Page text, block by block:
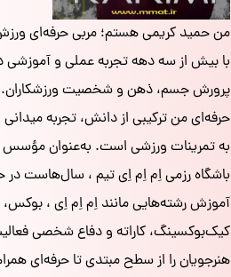
من حمید کریمی هستم؛ مربی حرفه‌ای
با بیش از سه دهه تجربه عملی و آموزشی
پرورش جسم، ذهن و شخصیت
حرفه‌ای من ترکیبی از دانش، تجربه
به تمرینات ورزشی است. به‌عنوان مؤسس
باشگاه رزمی اِم اِم اِی تیم ، سال‌هاست در
آموزش رشته‌هایی مانند اِم اِم اِی ، بوکس،
کیک‌بوکسینگ، کاراته و دفاع شخصی
هنرجویان را از سطح مبتدی تا حرفه‌ای